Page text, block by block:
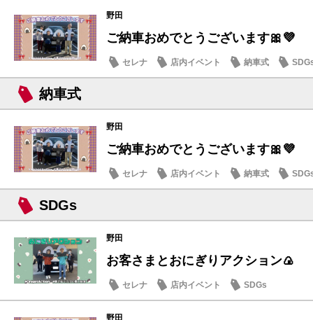
野田
ご納車おめでとうございます🎀💜
セレナ 店内イベント 納車式
納車式
野田
ご納車おめでとうございます🎀💜
セレナ 店内イベント 納車式
SDGs
野田
お客さまとおにぎりアクション🍙
セレナ 店内イベント SDGs